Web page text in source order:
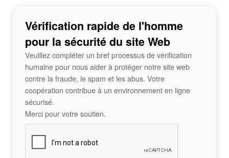
Vérification rapide de l'homme
pour la sécurité du site Web
Veuillez compléter un bref processus de vérification
humaine pour nous aider à protéger notre site web
contre la fraude, le spam et les abus. Votre
coopération contribue à un environnement en ligne
sécurisé.
Merci pour votre soutien.